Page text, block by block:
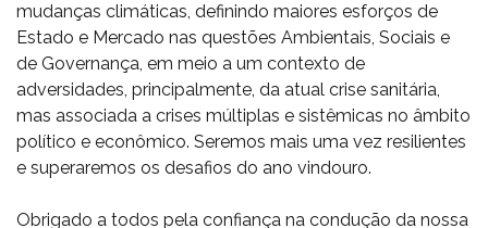
mudanças climáticas, definindo maiores esforços de
Estado e Mercado nas questões Ambientais, Sociais e
de Governança, em meio a um contexto de
adversidades, principalmente, da atual crise sanitária,
mas associada a crises múltiplas e sistêmicas no âmbito
político e econômico. Seremos mais uma vez resilientes
e superaremos os desafios do ano vindouro.
Obrigado a todos pela confiança na condução da nossa